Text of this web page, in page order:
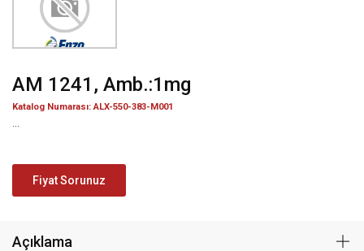
AM 1241, Amb.:1mg
Katalog Numarası: ALX-550-383-M001
Fiyat Sorunuz
Açıklama